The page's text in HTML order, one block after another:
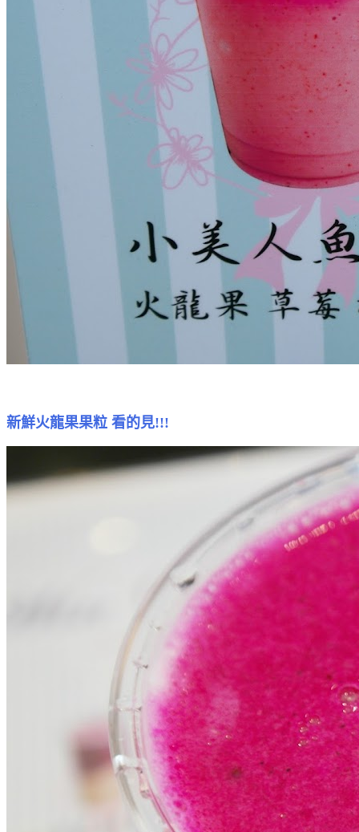
新鮮火龍果果粒 看的見!!!